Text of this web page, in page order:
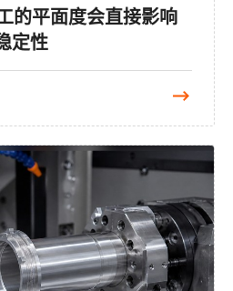
的平面度会直接影响
定性